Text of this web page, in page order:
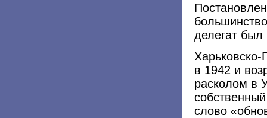
делегат
в 1942 и
расколом в
слово